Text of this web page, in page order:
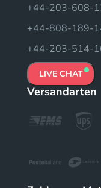
+44-203-608-
+44-808-189-
+44-203-514-
LIVE CHAT
Versandarten